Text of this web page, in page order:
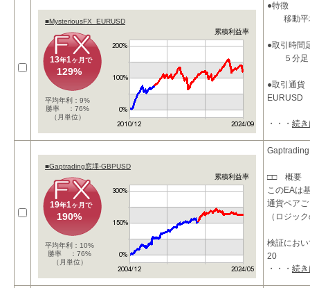
■MysteriousFX_EURUSD
累積利益率
13年1ヶ月で
129%
平均年利：9%
勝率 ：76%
（月単位）
●特徴
移動平均
●取引時間
５分足
●取引通貨
EURUSD
●パラメー
・・・ 続
■Gaptrading窓埋-GBPUSD
累積利益率
19年1ヶ月で
190%
平均年利：10%
勝率 ：76%
（月単位）
□□ 概要
このEAは
通貨ペア
（ロジッ
検証にお
20
・・・ 続